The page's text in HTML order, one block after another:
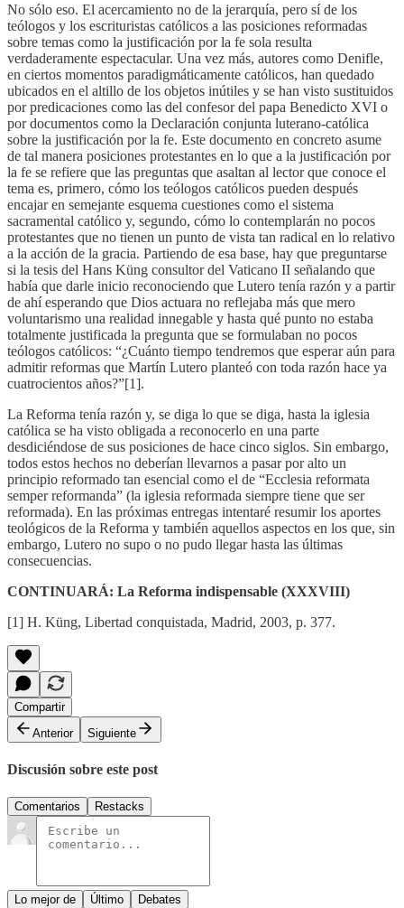
No sólo eso. El acercamiento no de la jerarquía, pero sí de los
teólogos y los escrituristas católicos a las posiciones reformadas
sobre temas como la justificación por la fe sola resulta
verdaderamente espectacular. Una vez más, autores como Denifle,
en ciertos momentos paradigmáticamente católicos, han quedado
ubicados en el altillo de los objetos inútiles y se han visto sustituidos
por predicaciones como las del confesor del papa Benedicto XVI o
por documentos como la Declaración conjunta luterano-católica
sobre la justificación por la fe. Este documento en concreto asume
de tal manera posiciones protestantes en lo que a la justificación por
la fe se refiere que las preguntas que asaltan al lector que conoce el
tema es, primero, cómo los teólogos católicos pueden después
encajar en semejante esquema cuestiones como el sistema
sacramental católico y, segundo, cómo lo contemplarán no pocos
protestantes que no tienen un punto de vista tan radical en lo relativo
a la acción de la gracia. Partiendo de esa base, hay que preguntarse
si la tesis del Hans Küng consultor del Vaticano II señalando que
había que darle inicio reconociendo que Lutero tenía razón y a partir
de ahí esperando que Dios actuara no reflejaba más que mero
voluntarismo una realidad innegable y hasta qué punto no estaba
totalmente justificada la pregunta que se formulaban no pocos
teólogos católicos: “¿Cuánto tiempo tendremos que esperar aún para
admitir reformas que Martín Lutero planteó con toda razón hace ya
cuatrocientos años?”[1].
La Reforma tenía razón y, se diga lo que se diga, hasta la iglesia
católica se ha visto obligada a reconocerlo en una parte
desdiciéndose de sus posiciones de hace cinco siglos. Sin embargo,
todos estos hechos no deberían llevarnos a pasar por alto un
principio reformado tan esencial como el de “Ecclesia reformata
semper reformanda” (la iglesia reformada siempre tiene que ser
reformada). En las próximas entregas intentaré resumir los aportes
teológicos de la Reforma y también aquellos aspectos en los que, sin
embargo, Lutero no supo o no pudo llegar hasta las últimas
consecuencias.
CONTINUARÁ: La Reforma indispensable (XXXVIII)
[1] H. Küng, Libertad conquistada, Madrid, 2003, p. 377.
Compartir
Anterior
Siguiente
Discusión sobre este post
Comentarios Restacks
Lo mejor de Último Debates